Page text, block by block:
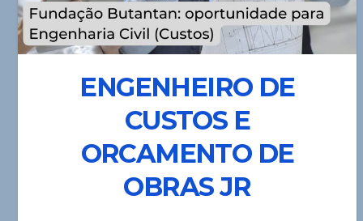
ENGENHEIRO DE
CUSTOS E
ORCAMENTO DE
OBRAS JR